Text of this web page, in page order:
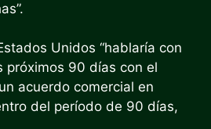
Unidos “hablaría con
próximos 90 días con el
acuerdo comercial en
del período de 90 días,